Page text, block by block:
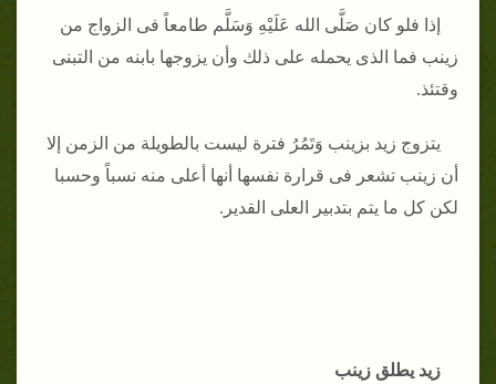
إذا فلو كان صَلَّى الله عَلَيْهِ وَسَلَّم طامعاً فى الزواج من
زينب فما الذى يحمله على ذلك وأن يزوجها بابنه من التبنى
وقتئذ.
يتزوج زيد بزينب وَتَمُرُ فترة ليست بالطويلة من الزمن إلا
أن زينب تشعر فى قرارة نفسها أنها أعلى منه نسباً وحسبا
لكن كل ما يتم بتدبير العلى القدير.
زيد يطلق زينب